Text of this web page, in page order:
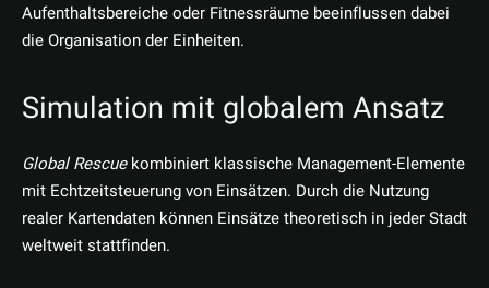
Aufenthaltsbereiche oder Fitnessräume beeinflussen dabei
die Organisation der Einheiten.
Simulation mit globalem Ansatz
Global Rescuekombiniert klassische Management-Elemente
mit Echtzeitsteuerung von Einsätzen. Durch die Nutzung
realer Kartendaten können Einsätze theoretisch in jeder Stadt
weltweit stattfinden.